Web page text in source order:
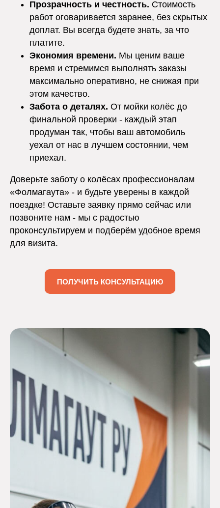
Прозрачность и честность. Стоимость
работ оговаривается заранее, без скрытых
доплат. Вы всегда будете знать, за что
платите.
Экономия времени. Мы ценим ваше
время и стремимся выполнять заказы
максимально оперативно, не снижая при
этом качество.
Забота о деталях. От мойки колёс до
финальной проверки - каждый этап
продуман так, чтобы ваш автомобиль
уехал от нас в лучшем состоянии, чем
приехал.
Доверьте заботу о колёсах профессионалам
«Фолмагаута» - и будьте уверены в каждой
поездке! Оставьте заявку прямо сейчас или
позвоните нам - мы с радостью
проконсультируем и подберём удобное время
для визита.
ПОЛУЧИТЬ КОНСУЛЬТАЦИЮ